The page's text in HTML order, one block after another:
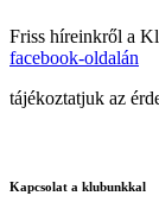
Friss híreinkről a
facebook-oldalán
tájékoztatjuk az
Kapcsolat a klubunkkal